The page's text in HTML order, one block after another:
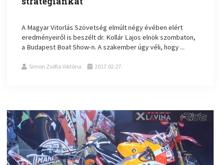
A Magyar Vitorlás Szövetség elmúlt négy évében elért
eredményeiről is beszélt dr. Kollár Lajos elnök szombaton,
a Budapest Boat Show-n. A szakember úgy véli, hogy ...
Simon Zsófia Viktória 2017.02.27.